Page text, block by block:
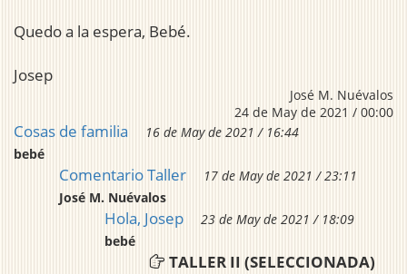
Quedo a la espera, Bebé.
Josep
José M. Nuévalos
24 de May de 2021 / 00:00
Cosas de familia
16 de May de 2021 / 16:44
bebé
Comentario Taller
17 de May de 2021 / 23:11
José M. Nuévalos
Hola, Josep
23 de May de 2021 / 18:09
bebé
TALLER II (SELECCIONADA)